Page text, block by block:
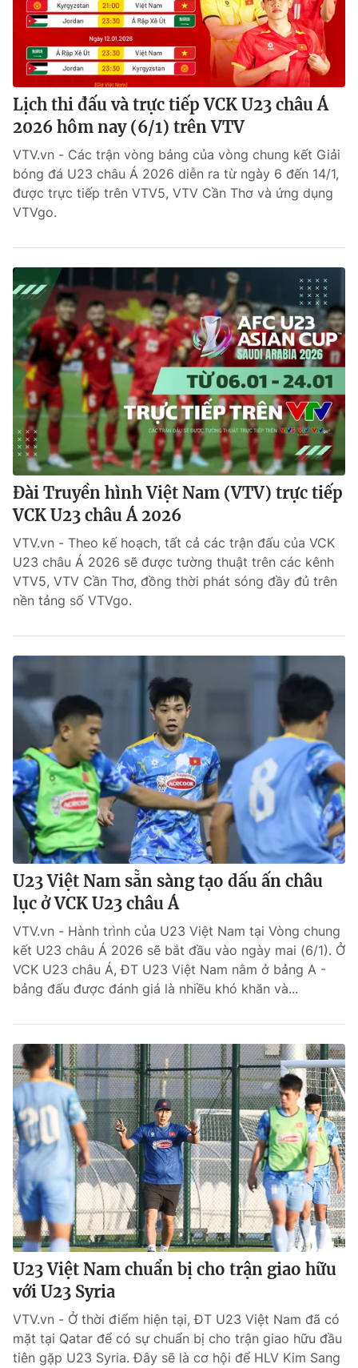
Lịch thi đấu và trực tiếp VCK U23 châu Á
2026 hôm nay (6/1) trên VTV
VTV.vn - Các trận vòng bảng của vòng chung kết Giải
bóng đá U23 châu Á 2026 diễn ra từ ngày 6 đến 14/1,
được trực tiếp trên VTV5, VTV Cần Thơ và ứng dụng
VTVgo.
Đài Truyền hình Việt Nam (VTV) trực tiếp
VCK U23 châu Á 2026
VTV.vn - Theo kế hoạch, tất cả các trận đấu của VCK
U23 châu Á 2026 sẽ được tường thuật trên các kênh
VTV5, VTV Cần Thơ, đồng thời phát sóng đầy đủ trên
nền tảng số VTVgo.
U23 Việt Nam sẵn sàng tạo dấu ấn châu
lục ở VCK U23 châu Á
VTV.vn - Hành trình của U23 Việt Nam tại Vòng chung
kết U23 châu Á 2026 sẽ bắt đầu vào ngày mai (6/1). Ở
VCK U23 châu Á, ĐT U23 Việt Nam nằm ở bảng A -
bảng đấu được đánh giá là nhiều khó khăn và...
U23 Việt Nam chuẩn bị cho trận giao hữu
với U23 Syria
VTV.vn - Ở thời điểm hiện tại, ĐT U23 Việt Nam đã có
mặt tại Qatar để có sự chuẩn bị cho trận giao hữu đầu
tiên gặp U23 Syria. Đây sẽ là cơ hội để HLV Kim Sang